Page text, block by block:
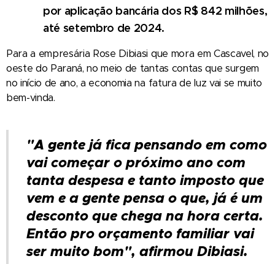
por aplicação bancária dos R$ 842 milhões,
até setembro de 2024.
Para a empresária Rose Dibiasi que mora em Cascavel, no
oeste do Paraná, no meio de tantas contas que surgem
no início de ano, a economia na fatura de luz vai se muito
bem-vinda.
"A gente já fica pensando em como
vai começar o próximo ano com
tanta despesa e tanto imposto que
vem e a gente pensa o que, já é um
desconto que chega na hora certa.
Então pro orçamento familiar vai
ser muito bom", afirmou Dibiasi.